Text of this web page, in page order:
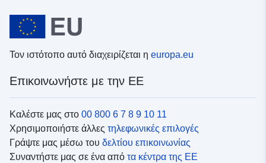
Τον ιστότοπο αυτό διαχειρίζεται η europa.eu
Επικοινωνήστε με την ΕΕ
Καλέστε μας στο 00 800 6 7 8 9 10 11
Χρησιμοποιήστε άλλες τηλεφωνικές επιλογές
Γράψτε μας μέσω του δελτίου επικοινωνίας
Συναντήστε μας σε ένα από τα κέντρα της ΕΕ